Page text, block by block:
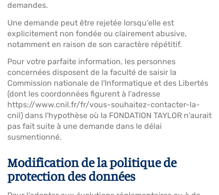
demandes.
Une demande peut être rejetée lorsqu’elle est
explicitement non fondée ou clairement abusive,
notamment en raison de son caractère répétitif.
Pour votre parfaite information, les personnes
concernées disposent de la faculté de saisir la
Commission nationale de l'Informatique et des Libertés
(dont les coordonnées figurent à l'adresse
https://www.cnil.fr/fr/vous-souhaitez-contacter-la-
cnil) dans l'hypothèse où la FONDATION TAYLOR n'aurait
pas fait suite à une demande dans le délai
susmentionné.
Modification de la politique de
protection des données